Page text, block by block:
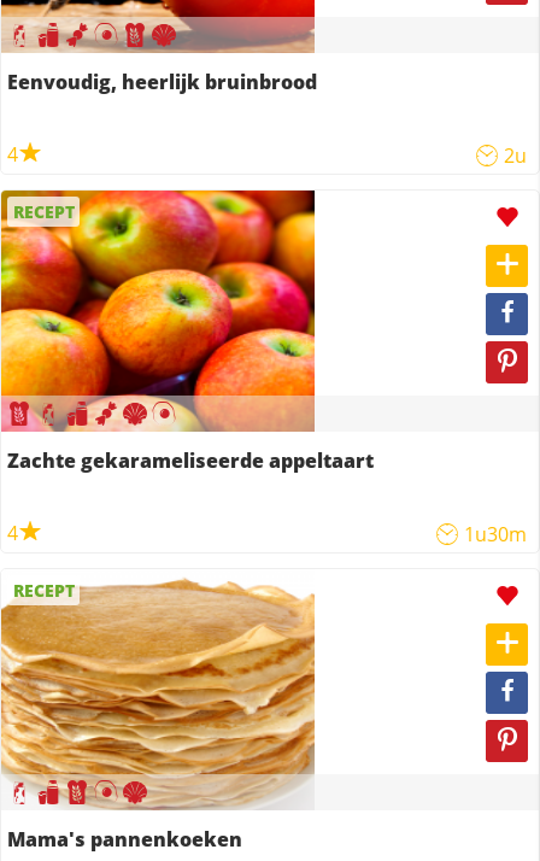
Eenvoudig, heerlijk bruinbrood
4 2u
RECEPT
Zachte gekarameliseerde appeltaart
4 1u30m
RECEPT
Mama's pannenkoeken